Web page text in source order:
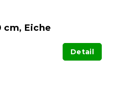
cm, Eiche
Detail